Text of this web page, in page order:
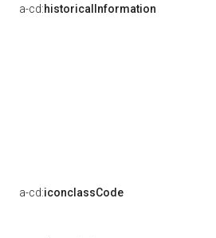
a-cd:historicalInformation
a-cd:iconclassCode